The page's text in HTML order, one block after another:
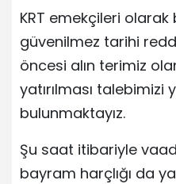
KRT emekçileri
güvenilmez tarihi
öncesi alın terimiz
yatırılması talebimizi
bulunmaktayız.
Şu saat itibariyle
bayram harçlığı da